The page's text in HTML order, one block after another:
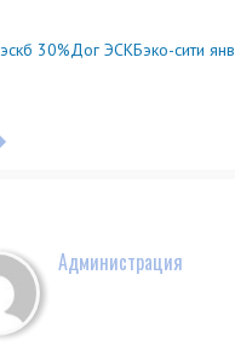
эскб 30%Дог ЭСКБэко-сити янв
Администрация